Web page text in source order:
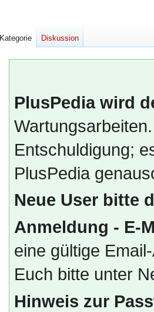
PlusPedia wird
Entschuldigung;
PlusPedia
Neue User bitte
Anmeldung - E-
eine gültige
Euch bitte unter
Hinweis zur
Kategorie Diskussion